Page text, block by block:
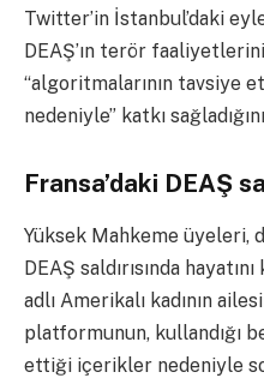
Twitter’in İstanbul’daki
DEAŞ’ın terör
“algoritmalarının tavsiye
nedeniyle” katkı
Fransa’daki DEAŞ
Yüksek Mahkeme üyeleri,
DEAŞ saldırısında
adlı Amerikalı kadının
platformunun, kullandığı
ettiği içerikler nedeniyle